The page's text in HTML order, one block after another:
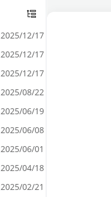
2025/12/17
2025/12/17
2025/12/17
2025/08/22
2025/06/19
2025/06/08
2025/06/01
2025/04/18
2025/02/21